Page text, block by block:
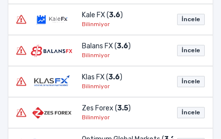
Kale FX (3.6)
Bilinmiyor
İncele
Balans FX (3.6)
Bilinmiyor
İncele
Klas FX (3.6)
Bilinmiyor
İncele
Zes Forex (3.5)
Bilinmiyor
İncele